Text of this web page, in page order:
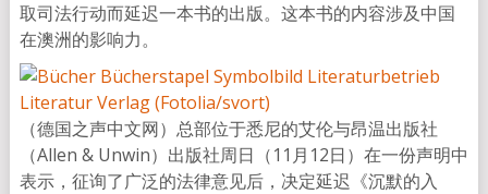
取司法行动而延迟一本书的出版。这本书的内容涉及中国
在澳洲的影响力。
（德国之声中文网）总部位于悉尼的艾伦与昂温出版社
（Allen & Unwin）出版社周日（11月12日）在一份声明中
表示，征询了广泛的法律意见后，决定延迟《沉默的入